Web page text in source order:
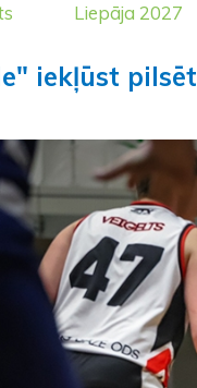
Liepāja 2027
iekļūst